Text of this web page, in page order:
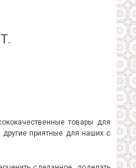
товары для
другие приятные для наших с